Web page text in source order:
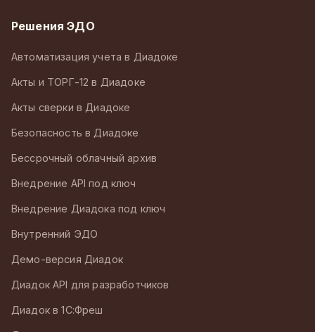
Решения ЭДО
Автоматизация учета в Диадоке
Акты и ТОРГ-12 в Диадоке
Акты сверки в Диадоке
Безопасность в Диадоке
Бессрочный облачный архив
Внедрение API под ключ
Внедрение Диадока под ключ
Внутренний ЭДО
Демо-версия Диадок
Диадок API для разработчиков
Диадок в 1С:Фреш